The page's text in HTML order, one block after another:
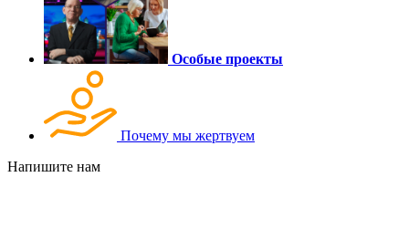
Особые проекты
Почему мы жертвуем
Напишите нам